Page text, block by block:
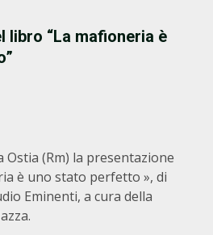
libro “La mafioneria è
Ostia (Rm) la presentazione
è uno stato perfetto », di
Eminenti, a cura della